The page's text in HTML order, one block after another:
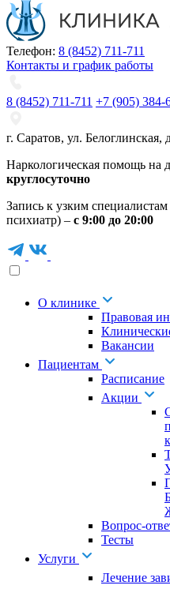
Телефон: 8 (8452) 711-711
Контакты и график работы
8 (8452) 711-711 +7 (905) 384-
г. Саратов, ул. Белоглинская,
Наркологическая помощь на
круглосуточно
Запись к узким специалистам
психиатр) – с 9:00 до 20:00
О клинике
Правовая
Вакансии
Пациентам
Расписание
Акции
Вопрос-
Тесты
Услуги
Лечение